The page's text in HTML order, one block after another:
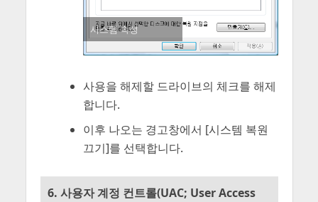
시스템 속성
사용을 해제할 드라이브의 체크를 해제
합니다.
이후 나오는 경고창에서 [시스템 복원
끄기]를 선택합니다.
6. 사용자 계정 컨트롤(UAC; User Access